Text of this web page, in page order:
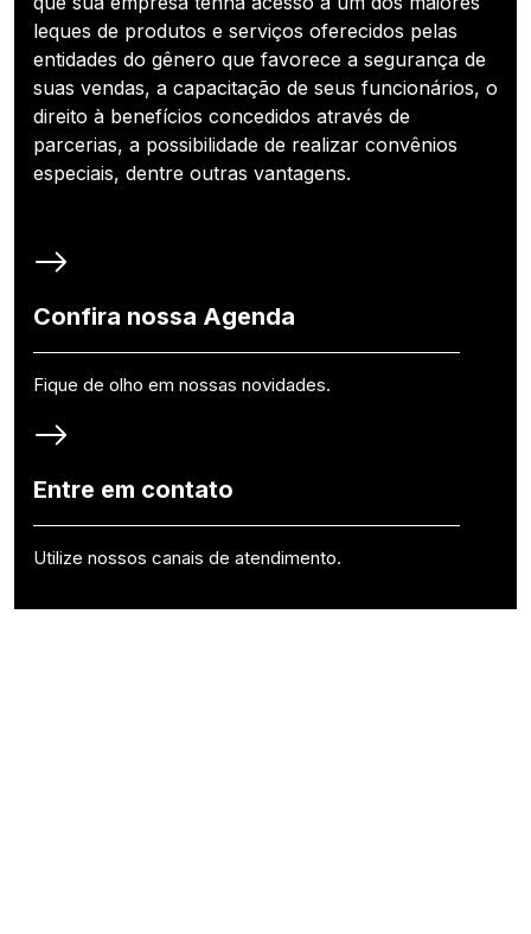
leques de produtos e serviços oferecidos pelas
entidades do gênero que favorece a segurança de
suas vendas, a capacitação de seus funcionários, o
direito à benefícios concedidos através de
parcerias, a possibilidade de realizar convênios
especiais, dentre outras vantagens.
Confira nossa Agenda
Fique de olho em nossas novidades.
Entre em contato
Utilize nossos canais de atendimento.